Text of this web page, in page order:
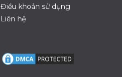
Điều khoản sử dụng
Liên hệ